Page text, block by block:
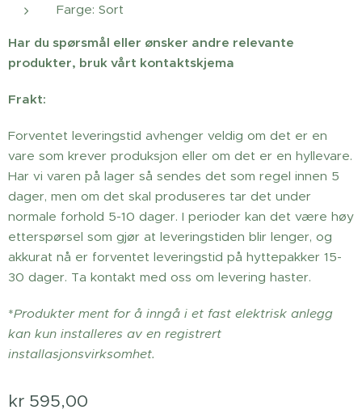
Farge: Sort
Har du spørsmål eller ønsker andre relevante
produkter, bruk vårt kontaktskjema
Frakt:
Forventet leveringstid avhenger veldig om det er en
vare som krever produksjon eller om det er en hyllevare.
Har vi varen på lager så sendes det som regel innen 5
dager, men om det skal produseres tar det under
normale forhold 5-10 dager. I perioder kan det være høy
etterspørsel som gjør at leveringstiden blir lenger, og
akkurat nå er forventet leveringstid på hyttepakker 15-
30 dager. Ta kontakt med oss om levering haster.
*Produkter ment for å inngå i et fast elektrisk anlegg
kan kun installeres av en registrert
installasjonsvirksomhet.
kr 595,00